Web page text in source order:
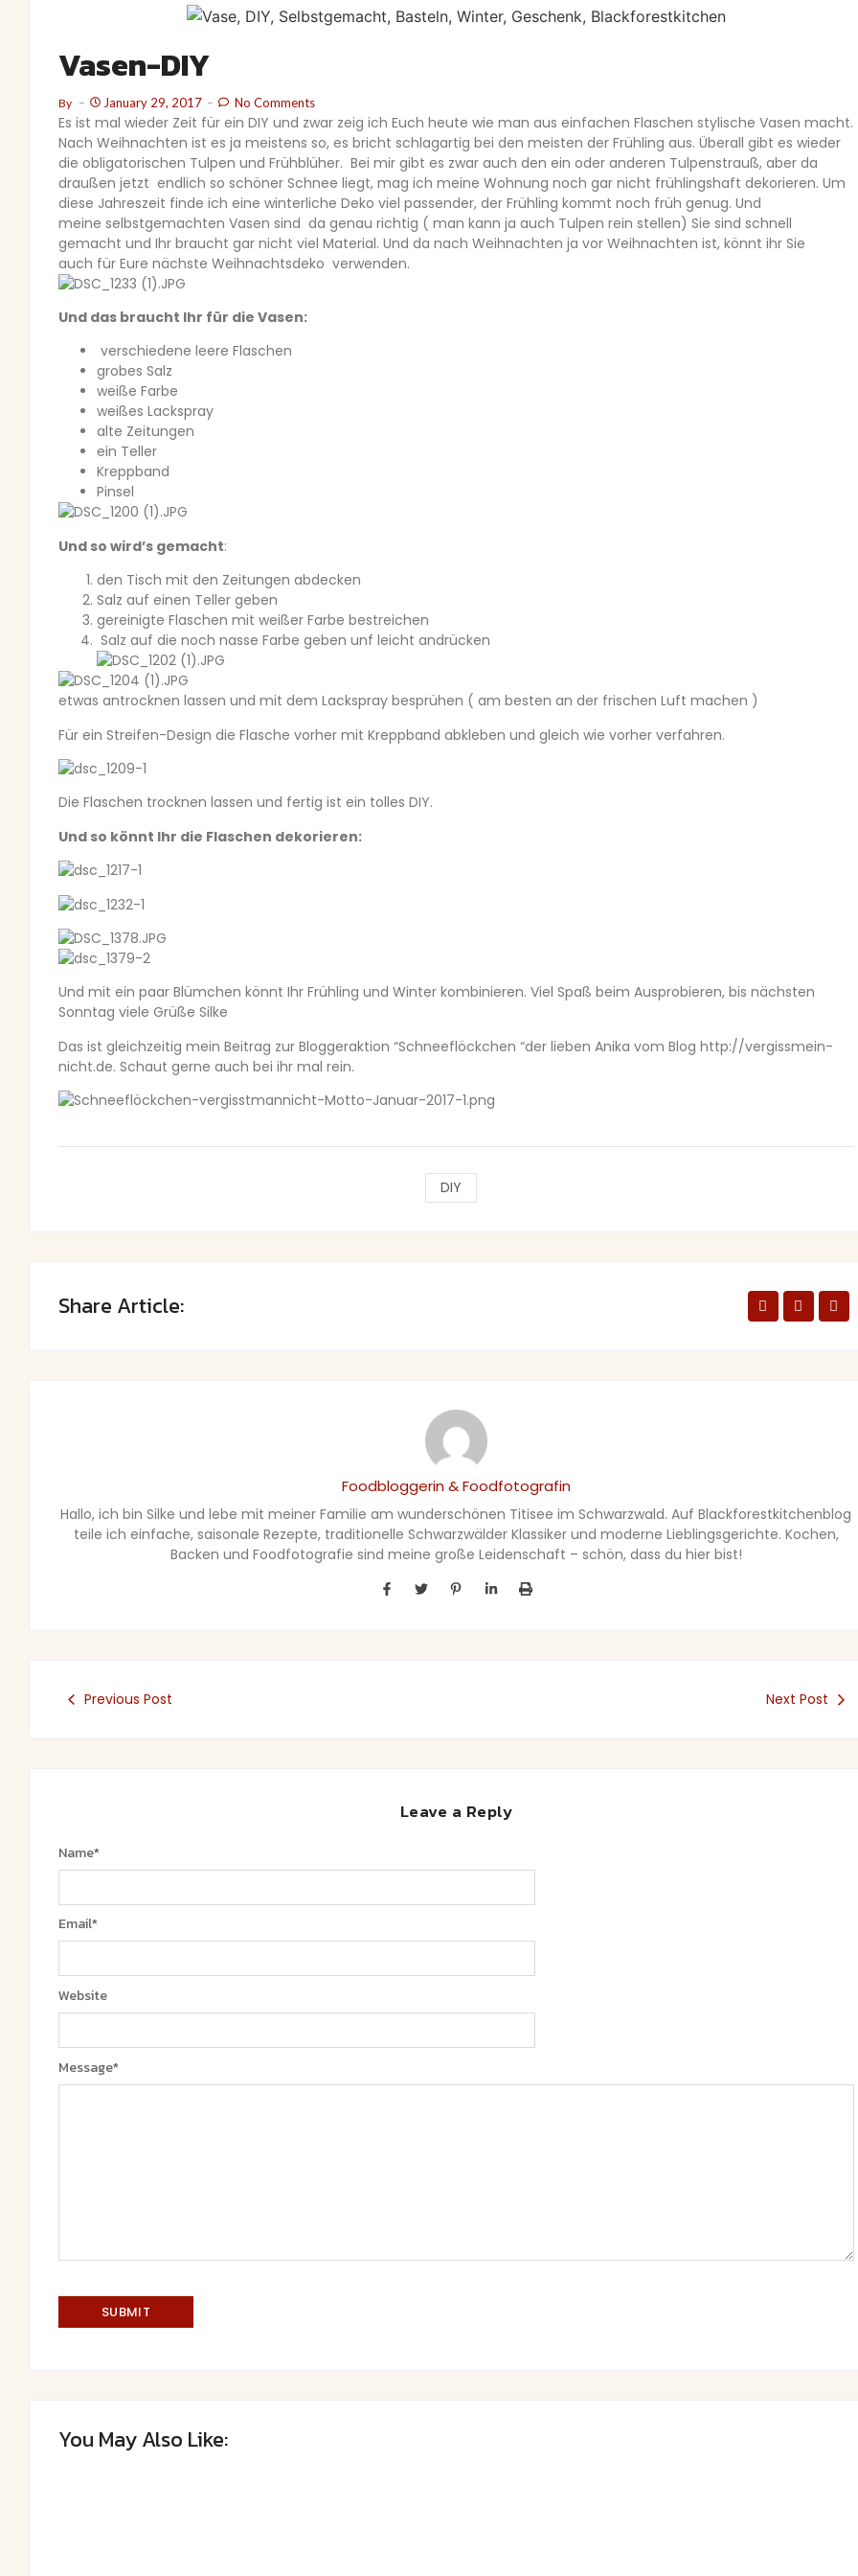
Vasen-DIY
By January 29, 2017 No Comments
Es ist mal wieder Zeit für ein DIY und zwar zeig ich Euch heute wie man aus einfachen Flaschen stylische Vasen macht.
Nach Weihnachten ist es ja meistens so, es bricht schlagartig bei den meisten der Frühling aus. Überall gibt es wieder
die obligatorischen Tulpen und Frühblüher. Bei mir gibt es zwar auch den ein oder anderen Tulpenstrauß, aber da
draußen jetzt endlich so schöner Schnee liegt, mag ich meine Wohnung noch gar nicht frühlingshaft dekorieren. Um
diese Jahreszeit finde ich eine winterliche Deko viel passender, der Frühling kommt noch früh genug. Und
meine selbstgemachten Vasen sind da genau richtig ( man kann ja auch Tulpen rein stellen) Sie sind schnell
gemacht und Ihr braucht gar nicht viel Material. Und da nach Weihnachten ja vor Weihnachten ist, könnt ihr Sie
auch für Eure nächste Weihnachtsdeko verwenden.
Und das braucht Ihr für die Vasen:
verschiedene leere Flaschen
grobes Salz
weiße Farbe
weißes Lackspray
alte Zeitungen
ein Teller
Kreppband
Pinsel
Und so wird’s gemacht:
den Tisch mit den Zeitungen abdecken
Salz auf einen Teller geben
gereinigte Flaschen mit weißer Farbe bestreichen
Salz auf die noch nasse Farbe geben unf leicht andrücken
etwas antrocknen lassen und mit dem Lackspray besprühen ( am besten an der frischen Luft machen )
Für ein Streifen-Design die Flasche vorher mit Kreppband abkleben und gleich wie vorher verfahren.
Die Flaschen trocknen lassen und fertig ist ein tolles DIY.
Und so könnt Ihr die Flaschen dekorieren:
Und mit ein paar Blümchen könnt Ihr Frühling und Winter kombinieren. Viel Spaß beim Ausprobieren, bis nächsten
Sonntag viele Grüße Silke
Das ist gleichzeitig mein Beitrag zur Bloggeraktion “Schneeflöckchen “der lieben Anika vom Blog http://vergissmein-
nicht.de. Schaut gerne auch bei ihr mal rein.
DIY
Share Article:
Foodbloggerin & Foodfotografin
Hallo, ich bin Silke und lebe mit meiner Familie am wunderschönen Titisee im Schwarzwald. Auf Blackforestkitchenblog
teile ich einfache, saisonale Rezepte, traditionelle Schwarzwälder Klassiker und moderne Lieblingsgerichte. Kochen,
Backen und Foodfotografie sind meine große Leidenschaft – schön, dass du hier bist!
Previous Post Next Post
Leave a Reply
Message*
Name*
Email*
Website
You May Also Like: